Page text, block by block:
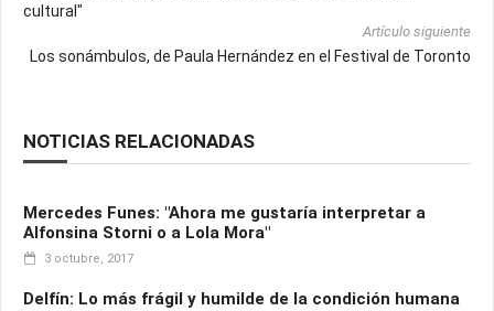
cultural"
Artículo siguiente
Los sonámbulos, de Paula Hernández en el Festival de Toronto
NOTICIAS RELACIONADAS
Mercedes Funes: "Ahora me gustaría interpretar a
Alfonsina Storni o a Lola Mora"
3 octubre, 2017
Delfín: Lo más frágil y humilde de la condición humana